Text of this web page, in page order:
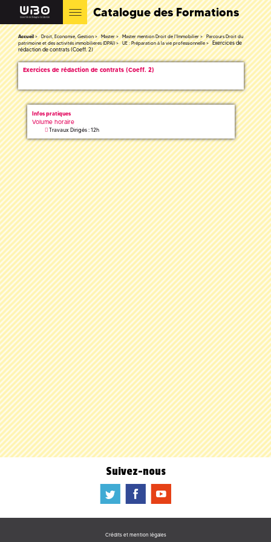
Catalogue des Formations
Accueil Droit, Economie, Gestion Master Master mention Droit de l'Immobilier
Parcours Droit du
patrimoine et des activités immobilieres (DPAI)
UE : Préparation à la vie professionnelle
Exercices de
rédaction de contrats (Coeff. 2)
Exercices de rédaction de contrats (Coeff. 2)
Infos pratiques
Volume horaire
Travaux Dirigés : 12h
Suivez-nous
a b f
Crédits et mention légales